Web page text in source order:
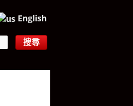
English